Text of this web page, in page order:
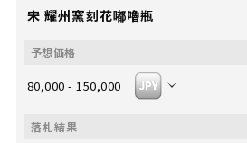
宋 耀州窯刻花嘟嚕瓶
80,000 - 150,000